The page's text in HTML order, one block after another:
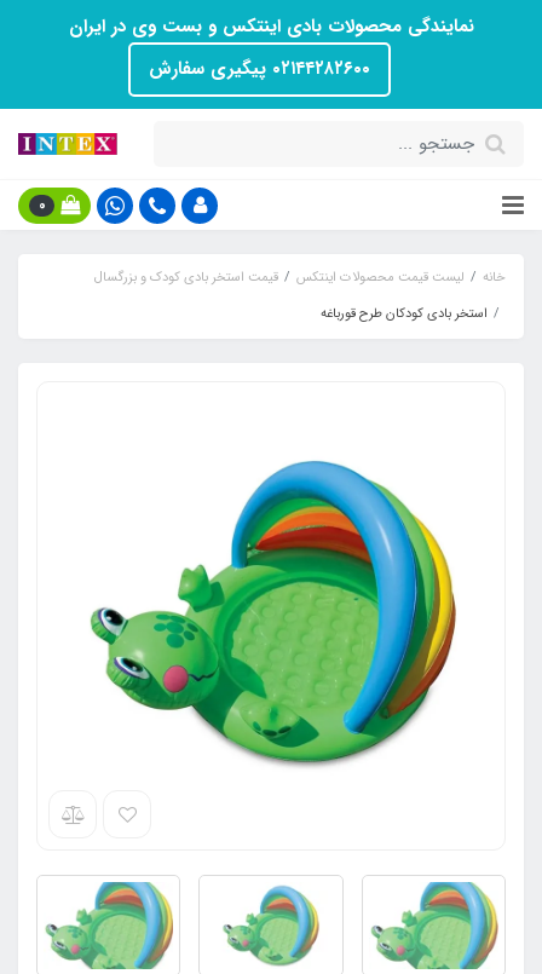
نمایندگی محصولات بادی اینتکس و بست وی در ایران
۰۲۱۴۴۲۸۲۶۰۰ پیگیری سفارش
0
خانه لیست قیمت محصولات اینتکس
قیمت استخر بادی کودک و بزرگسال
استخر بادی کودکان طرح قورباغه